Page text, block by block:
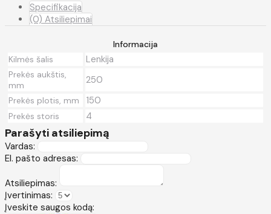
Specifikacija
(0) Atsiliepimai
Informacija
Kilmės šalis
Lenkija
Prekės aukštis,
mm
250
Prekės plotis, mm 150
Prekės storis 4
Parašyti atsiliepimą
Vardas:
El. pašto adresas:
Atsiliepimas:
Įvertinimas:
Įveskite saugos kodą: